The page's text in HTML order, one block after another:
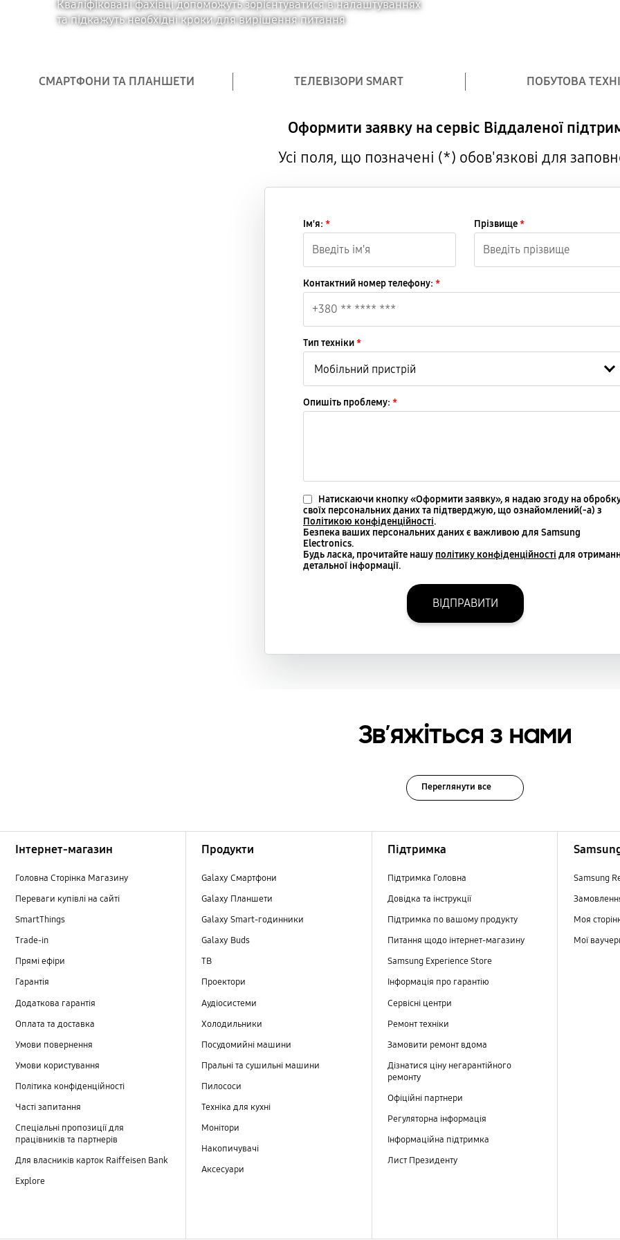
Кваліфіковані фахівці допоможуть зорієнтуватися в налаштуваннях
та підкажуть необхідні кроки для вирішення питання
СМАРТФОНИ ТА ПЛАНШЕТИ ТЕЛЕВІЗОРИ SMART ПОБУТОВА
Оформити заявку на сервіс Віддаленої
Усі поля, що позначені (*) обов'язкові для
Ім'я: * Прізвище*
Контактний номер телефону: *
Тип техніки*
Опишіть проблему: *
Натискаючи кнопку «Оформити заявку», я надаю згоду на
своїх персональних даних та підтверджую, що ознайомлений(-а) з
Політикою конфіденційності.
Безпека ваших персональних даних є важливою для Samsung
Electronics.
Будь ласка, прочитайте нашу політику конфіденційності для
детальної інформації.
Зв’яжіться з нами
Переглянути все
Інтернет-магазин
Головна Сторінка Магазину
Переваги купівлі на сайті
SmartThings
Trade-in
Прямі ефіри
Гарантія
Додаткова гарантія
Оплата та доставка
Умови повернення
Умови користування
Політика конфіденційності
Часті запитання
Спеціальні пропозиції для
працівників та партнерів
Для власників карток Raiffeisen Bank
Explore
Продукти
Galaxy Смартфони
Galaxy Планшети
Galaxy Smart-годинники
Galaxy Buds
TB
Проектори
Аудіосистеми
Холодильники
Посудомийні машини
Пральні та сушильні машини
Пилососи
Техніка для кухні
Монітори
Накопичувачі
Аксесуари
Підтримка
Підтримка Головна
Довідка та інструкції
Підтримка по вашому продукту
Питання щодо інтернет-магазину
Samsung Experience Store
Інформація про гарантію
Сервісні центри
Ремонт техніки
Замовити ремонт вдома
Дізнатися ціну негарантійного
ремонту
Офіційні партнери
Регуляторна інформація
Інформаційна підтримка
Лист Президенту
Samsung
Моя
Мої